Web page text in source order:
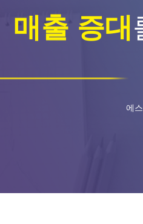
매출 증대
에